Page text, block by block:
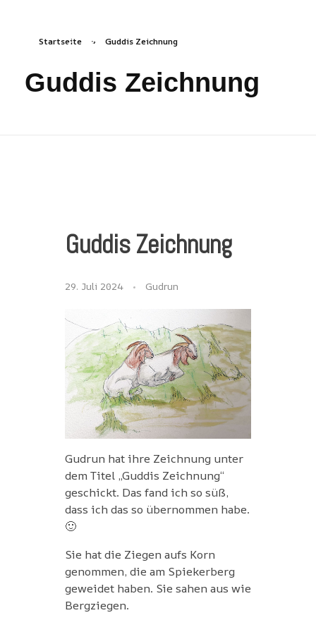
freizeichen.online
Startseite » Guddis Zeichnung
Guddis Zeichnung
Guddis Zeichnung
29. Juli 2024 Gudrun
Gudrun hat ihre Zeichnung unter
dem Titel „Guddis Zeichnung“
geschickt. Das fand ich so süß,
dass ich das so übernommen habe.
🙂
Sie hat die Ziegen aufs Korn
genommen, die am Spiekerberg
geweidet haben. Sie sahen aus wie
Bergziegen.